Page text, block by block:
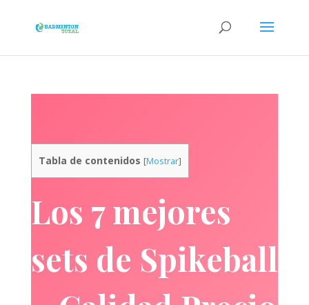
Tabla de contenidos [Mostrar]
Los 7 mejores
sets de Spikeball